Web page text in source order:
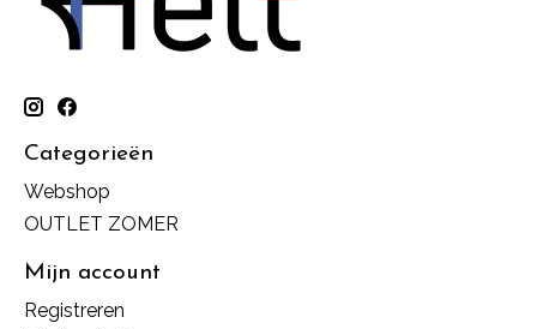
Categorieën
Webshop
OUTLET ZOMER
Mijn account
Registreren